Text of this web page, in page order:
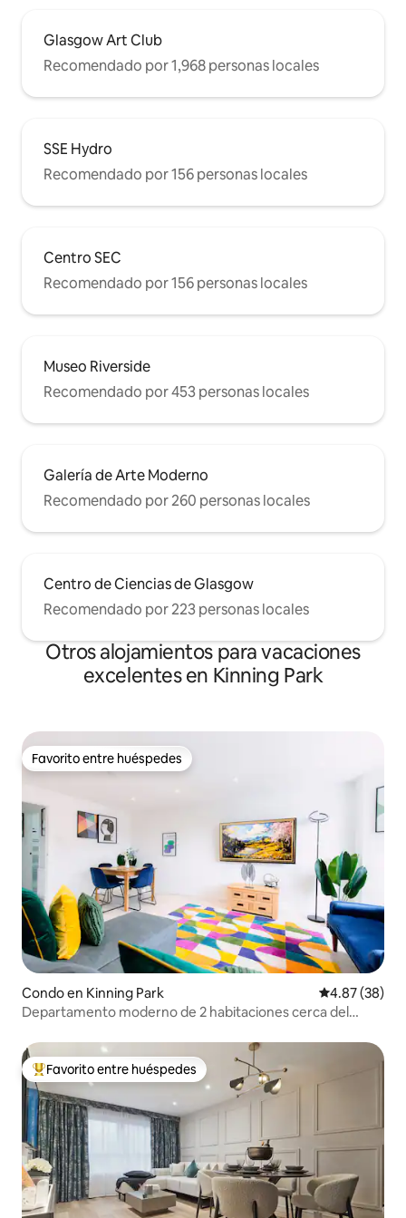
Glasgow Art Club
Recomendado por 1,968 personas locales
SSE Hydro
Recomendado por 156 personas locales
Centro SEC
Recomendado por 156 personas locales
Museo Riverside
Recomendado por 453 personas locales
Galería de Arte Moderno
Recomendado por 260 personas locales
Centro de Ciencias de Glasgow
Recomendado por 223 personas locales
Otros alojamientos para vacaciones
excelentes en Kinning Park
Favorito entre huéspedes
Favorito entre huéspedes
Condo en Kinning Park Calificación
4.87 (38)
Departamento moderno de 2 habitaciones cerca del
Favorito entre huéspedes preferido
Favorito entre huéspedes